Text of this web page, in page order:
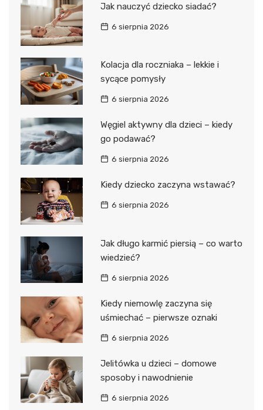
Jak nauczyć dziecko siadać?
6 sierpnia 2026
Kolacja dla roczniaka – lekkie i
sycące pomysły
6 sierpnia 2026
Węgiel aktywny dla dzieci – kiedy
go podawać?
6 sierpnia 2026
Kiedy dziecko zaczyna wstawać?
6 sierpnia 2026
Jak długo karmić piersią – co warto
wiedzieć?
6 sierpnia 2026
Kiedy niemowlę zaczyna się
uśmiechać – pierwsze oznaki
6 sierpnia 2026
Jelitówka u dzieci – domowe
sposoby i nawodnienie
6 sierpnia 2026